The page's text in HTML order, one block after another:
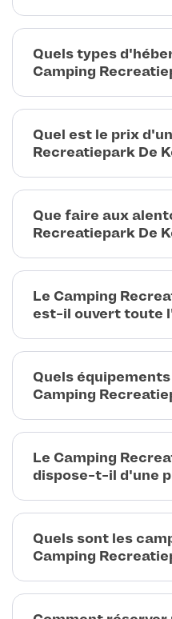
Quels types
Camping
Quel est le prix
Recreatiepark De
Que faire aux
Recreatiepark De
Le Camping
est-il ouvert toute
Quels
Camping
Le Camping
dispose-t-il d'une
Quels sont les
Camping